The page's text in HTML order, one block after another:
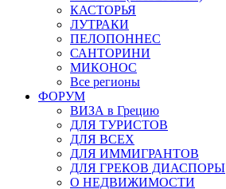
КАСТОРЬЯ
ЛУТРАКИ
ПЕЛОПОННЕС
САНТОРИНИ
МИКОНОС
Все регионы
ФОРУМ
ВИЗА в Грецию
ДЛЯ ТУРИСТОВ
ДЛЯ ВСЕХ
ДЛЯ ИММИГРАНТОВ
ДЛЯ ГРЕКОВ ДИАСПОРЫ
О НЕДВИЖИМОСТИ